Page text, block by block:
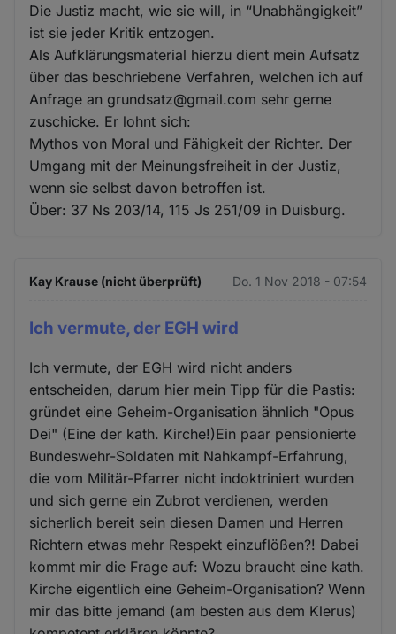
Die Justiz macht, wie sie will, in “Unabhängigkeit”
ist sie jeder Kritik entzogen.
Als Aufklärungsmaterial hierzu dient mein Aufsatz
über das beschriebene Verfahren, welchen ich auf
Anfrage an grundsatz@gmail.com sehr gerne
zuschicke. Er lohnt sich:
Mythos von Moral und Fähigkeit der Richter. Der
Umgang mit der Meinungsfreiheit in der Justiz,
wenn sie selbst davon betroffen ist.
Über: 37 Ns 203/14, 115 Js 251/09 in Duisburg.
Kay Krause (nicht überprüft) Do. 1 Nov 2018 - 07:54
Ich vermute, der EGH wird
Ich vermute, der EGH wird nicht anders
entscheiden, darum hier mein Tipp für die Pastis:
gründet eine Geheim-Organisation ähnlich "Opus
Dei" (Eine der kath. Kirche!)Ein paar pensionierte
Bundeswehr-Soldaten mit Nahkampf-Erfahrung,
die vom Militär-Pfarrer nicht indoktriniert wurden
und sich gerne ein Zubrot verdienen, werden
sicherlich bereit sein diesen Damen und Herren
Richtern etwas mehr Respekt einzuflößen?! Dabei
kommt mir die Frage auf: Wozu braucht eine kath.
Kirche eigentlich eine Geheim-Organisation? Wenn
mir das bitte jemand (am besten aus dem Klerus)